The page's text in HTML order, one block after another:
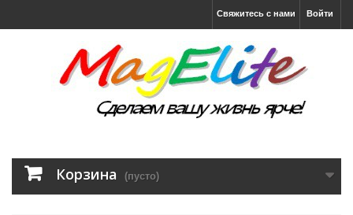
Войти
Свяжитесь с нами
Корзина (пусто)